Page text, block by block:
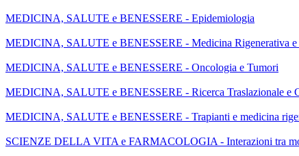
MEDICINA, SALUTE e BENESSERE - Epidemiologia
MEDICINA, SALUTE e BENESSERE - Medicina Rigenerativa e
MEDICINA, SALUTE e BENESSERE - Oncologia e Tumori
MEDICINA, SALUTE e BENESSERE - Ricerca Traslazionale e
MEDICINA, SALUTE e BENESSERE - Trapianti e medicina
SCIENZE DELLA VITA e FARMACOLOGIA - Interazioni tra